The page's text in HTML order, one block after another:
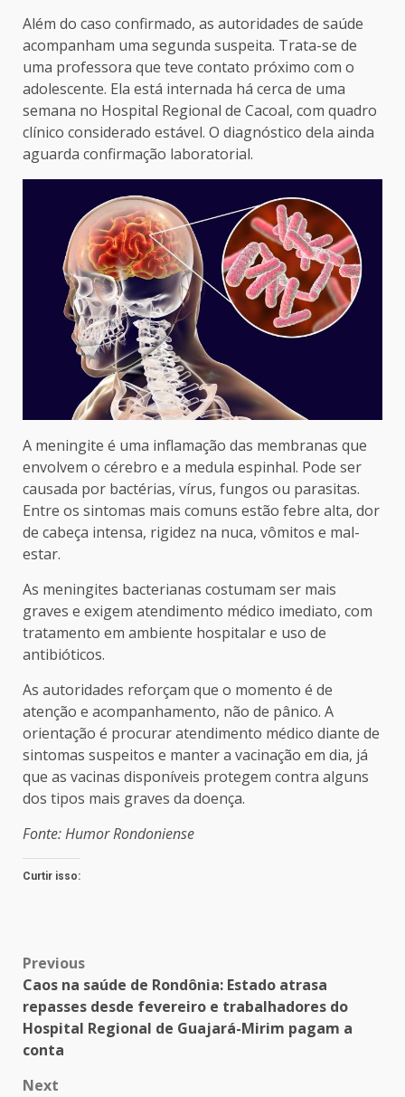
Além do caso confirmado, as autoridades de saúde
acompanham uma segunda suspeita. Trata-se de
uma professora que teve contato próximo com o
adolescente. Ela está internada há cerca de uma
semana no Hospital Regional de Cacoal, com quadro
clínico considerado estável. O diagnóstico dela ainda
aguarda confirmação laboratorial.
A meningite é uma inflamação das membranas que
envolvem o cérebro e a medula espinhal. Pode ser
causada por bactérias, vírus, fungos ou parasitas.
Entre os sintomas mais comuns estão febre alta, dor
de cabeça intensa, rigidez na nuca, vômitos e mal-
estar.
As meningites bacterianas costumam ser mais
graves e exigem atendimento médico imediato, com
tratamento em ambiente hospitalar e uso de
antibióticos.
As autoridades reforçam que o momento é de
atenção e acompanhamento, não de pânico. A
orientação é procurar atendimento médico diante de
sintomas suspeitos e manter a vacinação em dia, já
que as vacinas disponíveis protegem contra alguns
dos tipos mais graves da doença.
Fonte: Humor Rondoniense
Curtir isso:
Post
navigation
Previous
Caos na saúde de Rondônia: Estado atrasa
repasses desde fevereiro e trabalhadores do
Hospital Regional de Guajará-Mirim pagam a
conta
Next